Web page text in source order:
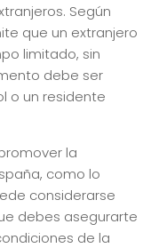
Según
que un extranjero
limitado, sin
debe ser
o un residente
la
como lo
considerarse
debes asegurarte
de la